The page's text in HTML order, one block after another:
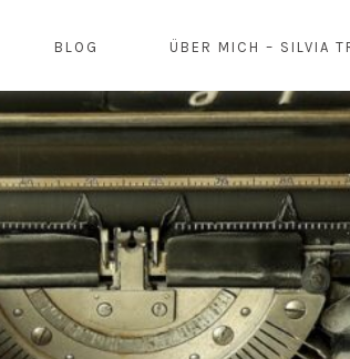
BLOG ÜBER MICH – SILVIA